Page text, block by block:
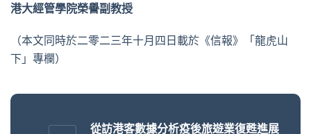
港大經管學院榮譽副教授
（本文同時於二零二三年十月四日載於《信報》「龍虎山
下」專欄）
從訪港客數據分析疫後旅遊業復甦進展